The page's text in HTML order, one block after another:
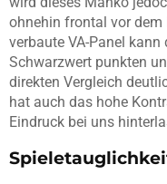
ohnehin frontal vor
verbaute VA-Panel
Schwarzwert punkten
direkten Vergleich
hat auch das hohe
Eindruck bei uns